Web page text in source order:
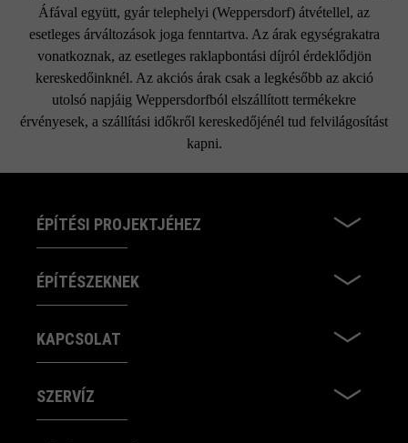
Áfával együtt, gyár telephelyi (Weppersdorf) átvétellel, az
esetleges árváltozások joga fenntartva. Az árak egységrakatra
vonatkoznak, az esetleges raklapbontási díjról érdeklődjön
kereskedőinknél. Az akciós árak csak a legkésőbb az akció
utolsó napjáig Weppersdorfból elszállított termékekre
érvényesek, a szállítási időkről kereskedőjénél tud felvilágosítást
kapni.
ÉPÍTÉSI PROJEKTJÉHEZ
ÉPÍTÉSZEKNEK
KAPCSOLAT
SZERVÍZ